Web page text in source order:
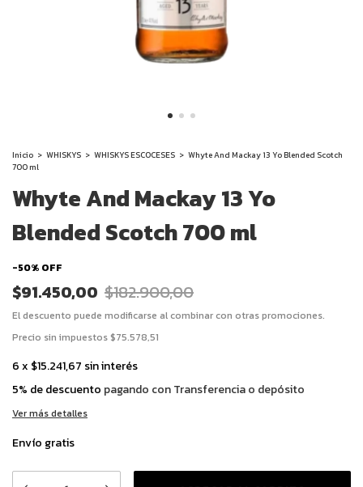
Inicio > WHISKYS > WHISKYS ESCOCESES > Whyte And Mackay 13 Yo Blended Scotch
700 ml
Whyte And Mackay 13 Yo
Blended Scotch 700 ml
-50% OFF
$91.450,00 $182.900,00
El descuento puede modificarse al combinar con otras promociones.
Precio sin impuestos$75.578,51
6x $15.241,67 sin interés
5% de descuento pagando con Transferencia o depósito
Ver más detalles
Envío gratis